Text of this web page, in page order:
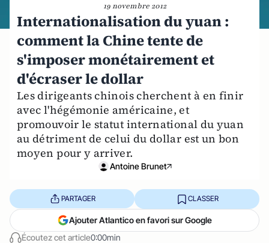
19 novembre 2012
Internationalisation du yuan :
comment la Chine tente de
s'imposer monétairement et
d'écraser le dollar
Les dirigeants chinois cherchent à en finir
avec l'hégémonie américaine, et
promouvoir le statut international du yuan
au détriment de celui du dollar est un bon
moyen pour y arriver.
Antoine Brunet
Écoutez cet article0:00min
PARTAGER CLASSER
Ajouter Atlantico en favori sur Google